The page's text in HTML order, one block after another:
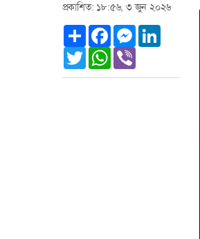
প্রকাশিত: ১৮:৫৬, ৩ জুন ২০২৬
ShareFacebookMessenger
LinkedIn
TwitterWhatsApp
Viber